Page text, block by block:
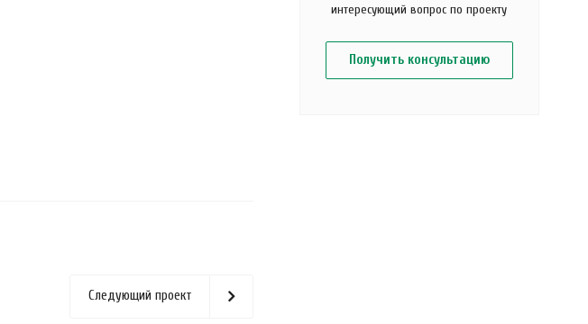
интересующий вопрос по проекту
Получить консультацию
Следующий проект